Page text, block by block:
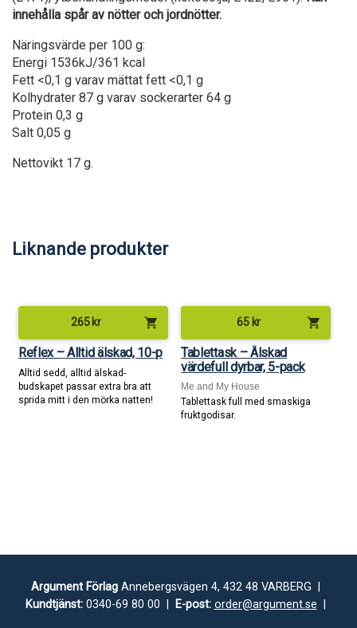
innehålla spår av nötter och jordnötter.
Näringsvärde per 100 g:
Energi 1536kJ/361 kcal
Fett <0,1 g varav mättat fett <0,1 g
Kolhydrater 87 g varav sockerarter 64 g
Protein 0,3 g
Salt 0,05 g
Nettovikt 17 g.
Liknande produkter
265 kr shopping_cart
Reflex – Alltid älskad, 10-p
Alltid sedd, alltid älskad-
budskapet passar extra bra att
sprida mitt i den mörka natten!
65 kr shopping_cart
Tablettask – Älskad
värdefull dyrbar, 5-pack
Me and My House
Tablettask full med smaskiga
fruktgodisar.
Argument FörlagAnnebergsvägen 4, 432 48 VARBERG |
Kundtjänst:0340-69 80 00 | E-post: order@argument.se